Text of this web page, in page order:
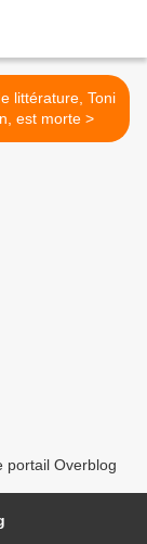
littérature, Toni
Morrison, est morte >
portail Overblog